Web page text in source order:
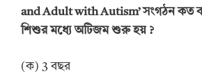
and Adult with Autism’সংগঠন কত
শিশুর মধ্যে অটিজম শুরু হয় ?
(ক) 3 বছর